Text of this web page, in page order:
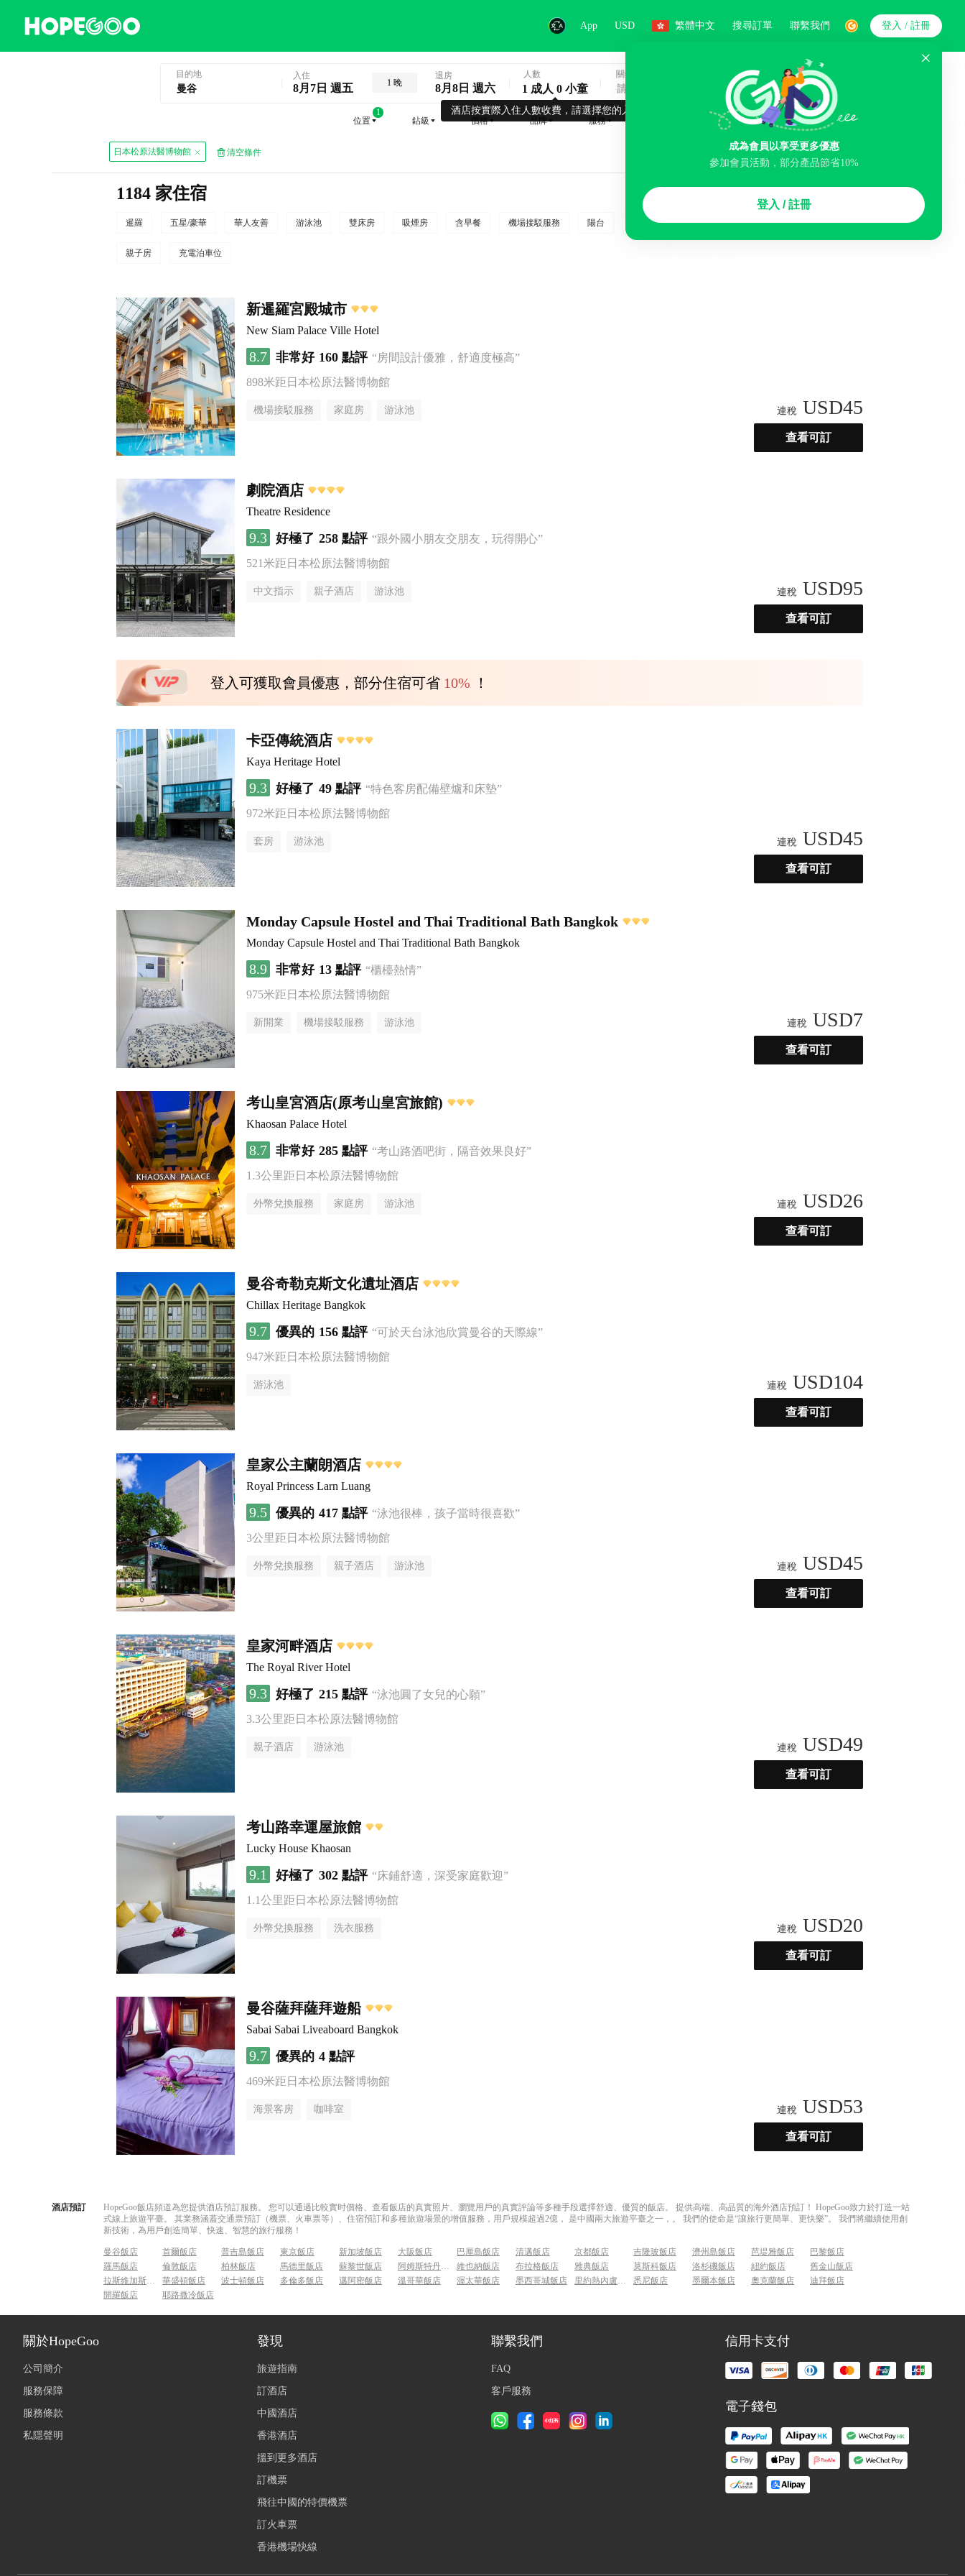
App USD 繁體中文 搜尋訂單 聯繫我們
成為會員以享受更多優惠
參加會員活動，部分產品節省10%
登入 / 註冊
登入 / 註冊
目的地 入住
8月7日 週五 1 晚
退房
8月8日 週六
酒店按實際入住人數收費，請選擇您的入住人數
人數
1 成人 0 小童
關鍵字
搜索
位置
1
鉆級
價格 品牌 服務
日本松原法醫博物館 清空條件
1184 家住宿
暹羅 五星/豪華 華人友善 游泳池 雙床房 吸煙房 含早餐 機場接駁服務 陽台 行李寄存服務 免費取消 民宿 泊車場
親子房 充電泊車位
新暹羅宮殿城市
New Siam Palace Ville Hotel
8.7 非常好 160 點評 “房間設計優雅，舒適度極高”
898米距日本松原法醫博物館
機場接駁服務 家庭房 游泳池 連稅 USD45
查看可訂
劇院酒店
Theatre Residence
9.3 好極了 258 點評 “跟外國小朋友交朋友，玩得開心”
521米距日本松原法醫博物館
中文指示 親子酒店 游泳池 連稅 USD95
查看可訂
登入可獲取會員優惠，部分住宿可省 10% ！
卡亞傳統酒店
Kaya Heritage Hotel
9.3 好極了 49 點評 “特色客房配備壁爐和床墊”
972米距日本松原法醫博物館
套房 游泳池 連稅 USD45
查看可訂
Monday Capsule Hostel and Thai Traditional Bath Bangkok
Monday Capsule Hostel and Thai Traditional Bath Bangkok
8.9 非常好 13 點評 “櫃檯熱情”
975米距日本松原法醫博物館
新開業 機場接駁服務 游泳池 連稅 USD7
查看可訂
考山皇宮酒店(原考山皇宮旅館)
Khaosan Palace Hotel
8.7 非常好 285 點評 “考山路酒吧街，隔音效果良好”
1.3公里距日本松原法醫博物館
外幣兌換服務 家庭房 游泳池 連稅 USD26
查看可訂
曼谷奇勒克斯文化遺址酒店
Chillax Heritage Bangkok
9.7 優異的 156 點評 “可於天台泳池欣賞曼谷的天際線”
947米距日本松原法醫博物館
游泳池 連稅 USD104
查看可訂
皇家公主蘭朗酒店
Royal Princess Larn Luang
9.5 優異的 417 點評 “泳池很棒，孩子當時很喜歡”
3公里距日本松原法醫博物館
外幣兌換服務 親子酒店 游泳池 連稅 USD45
查看可訂
皇家河畔酒店
The Royal River Hotel
9.3 好極了 215 點評 “泳池圓了女兒的心願”
3.3公里距日本松原法醫博物館
親子酒店 游泳池 連稅 USD49
查看可訂
考山路幸運屋旅館
Lucky House Khaosan
9.1 好極了 302 點評 “床鋪舒適，深受家庭歡迎”
1.1公里距日本松原法醫博物館
外幣兌換服務 洗衣服務 連稅 USD20
查看可訂
曼谷薩拜薩拜遊船
Sabai Sabai Liveaboard Bangkok
9.7 優異的 4 點評
469米距日本松原法醫博物館
海景客房 咖啡室 連稅 USD53
查看可訂
酒店預訂
HopeGoo飯店頻道為您提供酒店預訂服務。 您可以通過比較實时價格、查看飯店的真實照片、瀏覽用戶的真實評論等多種手段選擇舒適、優質的飯店。 提供高端、高品質的海外酒店預訂！ HopeGoo致力於打造一站
式線上旅遊平臺。 其業務涵蓋交通票預訂（機票、火車票等）、住宿預訂和多種旅遊場景的增值服務，用戶規模超過2億， 是中國兩大旅遊平臺之一，。 我們的使命是“讓旅行更簡單、更快樂”。 我們將繼續使用創
新技術，為用戶創造簡單、快速、智慧的旅行服務！
曼谷飯店 首爾飯店 普吉島飯店 東京飯店 新加坡飯店 大阪飯店 巴厘島飯店 清邁飯店 京都飯店 吉隆玻飯店 濟州島飯店 芭堤雅飯店
巴黎飯店
羅馬飯店
倫敦飯店 柏林飯店 馬德里飯店 蘇黎世飯店 阿姆斯特丹飯店 維也納飯店 布拉格飯店 雅典飯店 莫斯科飯店 洛杉磯飯店 紐約飯店
舊金山飯店
拉斯維加斯飯店
華盛頓飯店 波士頓飯店 多倫多飯店 邁阿密飯店 溫哥華飯店 渥太華飯店 墨西哥城飯店 里約熱內盧飯店 悉尼飯店 墨爾本飯店 奧克蘭飯店
迪拜飯店
開羅飯店
耶路撒冷飯店
關於HopeGoo
公司簡介
服務保障
服務條款
私隱聲明
發現
旅遊指南
訂酒店
中國酒店
香港酒店
搵到更多酒店
訂機票
飛往中國的特價機票
訂火車票
香港機場快線
聯繫我們
FAQ
客戶服務
信用卡支付
電子錢包